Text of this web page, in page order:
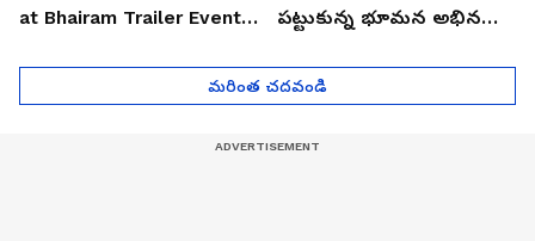
at Bhairam Trailer Event |
పట్టుకున్న భూమన అభినయ్|
మరింత చదవండి